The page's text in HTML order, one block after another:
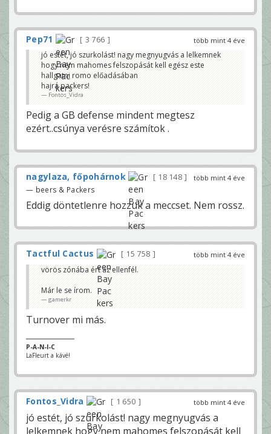
több mint 4 éve
Pep71
3 766
jó estét, jó szurkolást! nagy megnyugvás a lelkemnek
hogy nem mahomes felszopását kell egész este
hallgatni romo előadásában
hajrá packers!
Fontos_Vidra
Pedig a GB defense mindent megtesz
ezért..csúnya verésre számítok .
több mint 4 éve
nagylaza, főpohárnok 18 148
— beers & Packers
Eddig döntetlenre hozzuk a meccset. Nem rossz.
több mint 4 éve
Tactful Cactus
15 758
vörös zónába ért az ellenfél.
Már le se írom.
gamerkr
Turnover mi más.
P-A-N-I-C
LaFleurt a kávé!
több mint 4 éve
Fontos_Vidra 1 650
jó estét, jó szurkolást! nagy megnyugvás a
lelkemnek hogy nem mahomes felszopását kell